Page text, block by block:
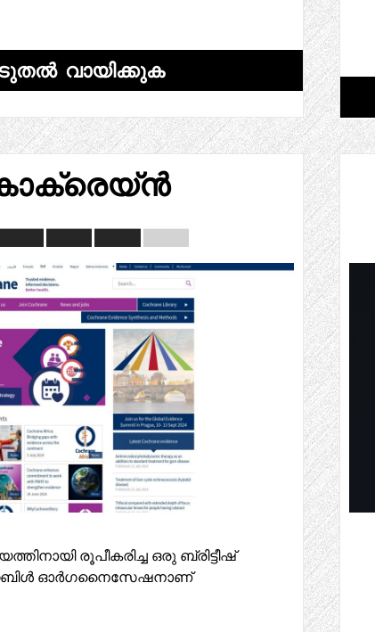
വായിക്കുക
രൂപീകരിച്ച ഒരു ബ്രിട്ടീഷ്
ഓർഗനൈസേഷനാണ്